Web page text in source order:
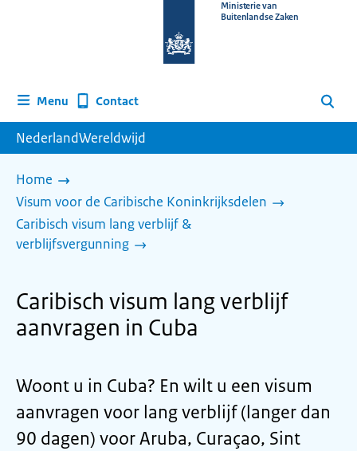
homepage
Ministerie van
Buitenlandse Zaken
Menu Contact Zoeken
NederlandWereldwijd
Home
Visum voor de Caribische Koninkrijksdelen
Caribisch visum lang verblijf &
verblijfsvergunning
Caribisch visum lang verblijf
aanvragen in Cuba
Woont u in Cuba? En wilt u een visum
aanvragen voor lang verblijf (langer dan
90 dagen) voor Aruba, Curaçao, Sint